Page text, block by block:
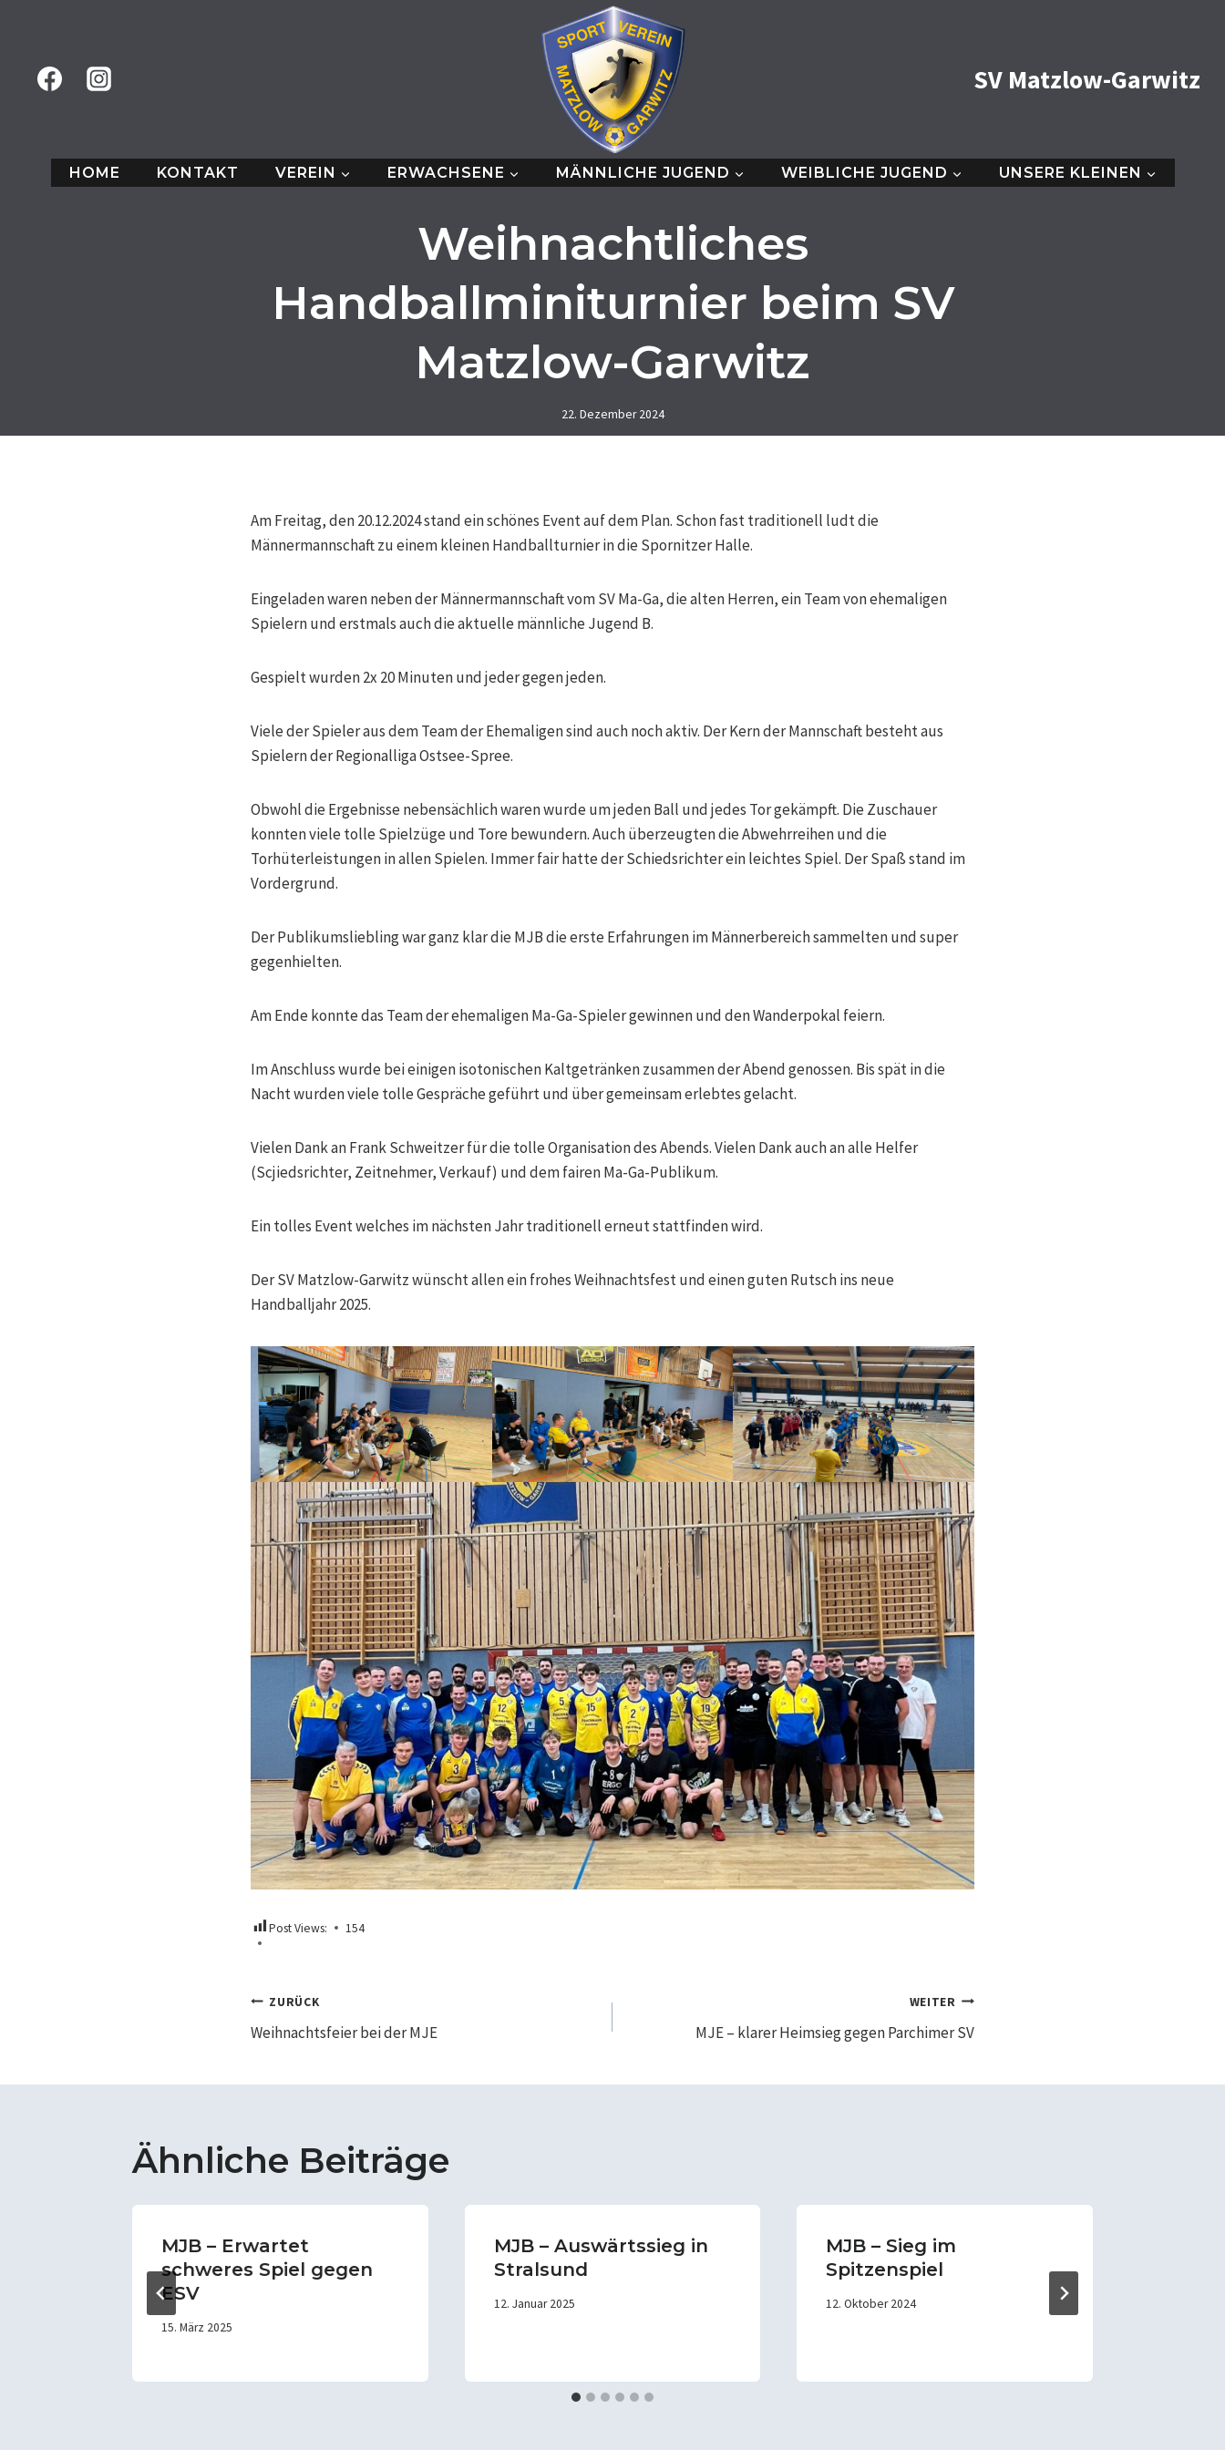
SV Matzlow-Garwitz
HOME KONTAKT VEREIN ERWACHSENE MÄNNLICHE JUGEND WEIBLICHE JUGEND UNSERE KLEINEN
Weihnachtliches
Handballminiturnier beim SV
Matzlow-Garwitz
22. Dezember 2024
Am Freitag, den 20.12.2024 stand ein schönes Event auf dem Plan. Schon fast traditionell ludt die
Männermannschaft zu einem kleinen Handballturnier in die Spornitzer Halle.
Eingeladen waren neben der Männermannschaft vom SV Ma-Ga, die alten Herren, ein Team von ehemaligen
Spielern und erstmals auch die aktuelle männliche Jugend B.
Gespielt wurden 2x 20 Minuten und jeder gegen jeden.
Viele der Spieler aus dem Team der Ehemaligen sind auch noch aktiv. Der Kern der Mannschaft besteht aus
Spielern der Regionalliga Ostsee-Spree.
Obwohl die Ergebnisse nebensächlich waren wurde um jeden Ball und jedes Tor gekämpft. Die Zuschauer
konnten viele tolle Spielzüge und Tore bewundern. Auch überzeugten die Abwehrreihen und die
Torhüterleistungen in allen Spielen. Immer fair hatte der Schiedsrichter ein leichtes Spiel. Der Spaß stand im
Vordergrund.
Der Publikumsliebling war ganz klar die MJB die erste Erfahrungen im Männerbereich sammelten und super
gegenhielten.
Am Ende konnte das Team der ehemaligen Ma-Ga-Spieler gewinnen und den Wanderpokal feiern.
Im Anschluss wurde bei einigen isotonischen Kaltgetränken zusammen der Abend genossen. Bis spät in die
Nacht wurden viele tolle Gespräche geführt und über gemeinsam erlebtes gelacht.
Vielen Dank an Frank Schweitzer für die tolle Organisation des Abends. Vielen Dank auch an alle Helfer
(Scjiedsrichter, Zeitnehmer, Verkauf) und dem fairen Ma-Ga-Publikum.
Ein tolles Event welches im nächsten Jahr traditionell erneut stattfinden wird.
Der SV Matzlow-Garwitz wünscht allen ein frohes Weihnachtsfest und einen guten Rutsch ins neue
Handballjahr 2025.
Post Views: 154
Beitragsnavigation
ZURÜCK
Weihnachtsfeier bei der MJE
WEITER
MJE – klarer Heimsieg gegen Parchimer SV
Ähnliche Beiträge
MJB – Erwartet
schweres Spiel gegen
ESV
15. März 2025
MJB – Auswärtssieg in
Stralsund
12. Januar 2025
MJB – Sieg im
Spitzenspiel
12. Oktober 2024